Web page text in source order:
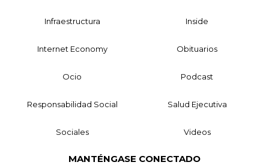
Infraestructura Inside
Internet Economy Obituarios
Ocio Podcast
Responsabilidad Social Salud Ejecutiva
Sociales Videos
MANTÉNGASE CONECTADO